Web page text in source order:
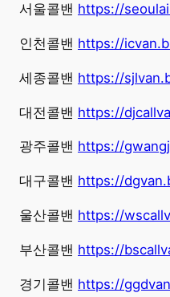
서울콜밴 https://
인천콜밴 https://
세종콜밴 https://
대전콜밴 https://
광주콜밴 https://
대구콜밴 https://
울산콜밴 https://
부산콜밴 https://
경기콜밴 https://